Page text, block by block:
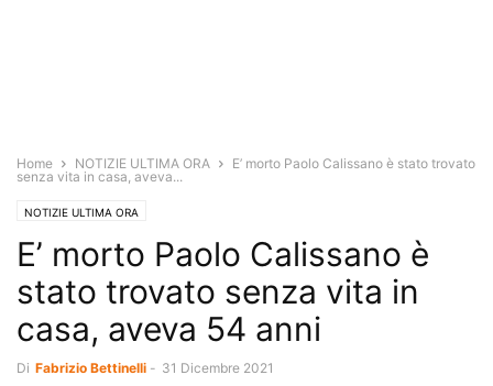
Home NOTIZIE ULTIMA ORA
E’ morto Paolo Calissano è stato trovato
senza vita in casa, aveva...
NOTIZIE ULTIMA ORA
E’ morto Paolo Calissano è
stato trovato senza vita in
casa, aveva 54 anni
Di Fabrizio Bettinelli - 31 Dicembre 2021